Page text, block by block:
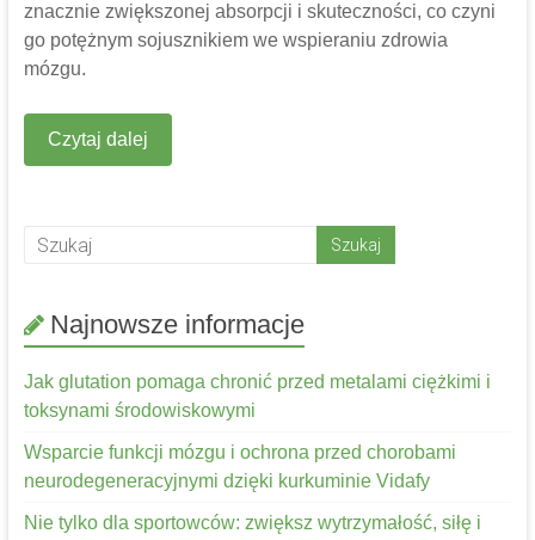
znacznie zwiększonej absorpcji i skuteczności, co czyni
go potężnym sojusznikiem we wspieraniu zdrowia
mózgu.
Czytaj dalej
Najnowsze informacje
Jak glutation pomaga chronić przed metalami ciężkimi i
toksynami środowiskowymi
Wsparcie funkcji mózgu i ochrona przed chorobami
neurodegeneracyjnymi dzięki kurkuminie Vidafy
Nie tylko dla sportowców: zwiększ wytrzymałość, siłę i